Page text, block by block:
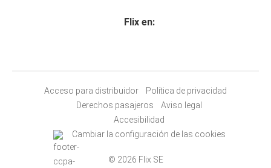
Flix en:
Acceso para distribuidor
Política de privacidad
Derechos pasajeros
Aviso legal
Accesibilidad
Cambiar la configuración de las cookies
© 2026 Flix SE